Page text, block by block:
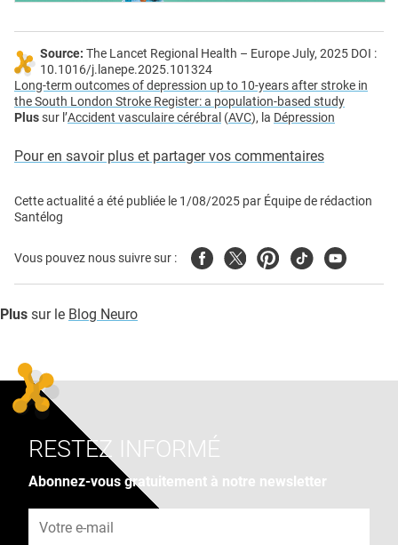
Source: The Lancet Regional Health – Europe July, 2025 DOI :
10.1016/j.lanepe.2025.101324
Long-term outcomes of depression up to 10-years after stroke in
the South London Stroke Register: a population-based study
Plussur l’Accident vasculaire cérébral (AVC), la Dépression
Pour en savoir plus et partager vos commentaires
Cette actualité a été publiée le 1/08/2025 par Équipe de rédaction
Santélog
Vous pouvez nous suivre sur : FacebookTwitterPinterest
TiktokYoutube
Plus sur le Blog Neuro
RESTEZ INFORMÉ
Abonnez-vous gratuitement à notre newsletter